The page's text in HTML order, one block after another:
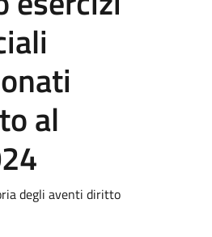
al
degli aventi diritto